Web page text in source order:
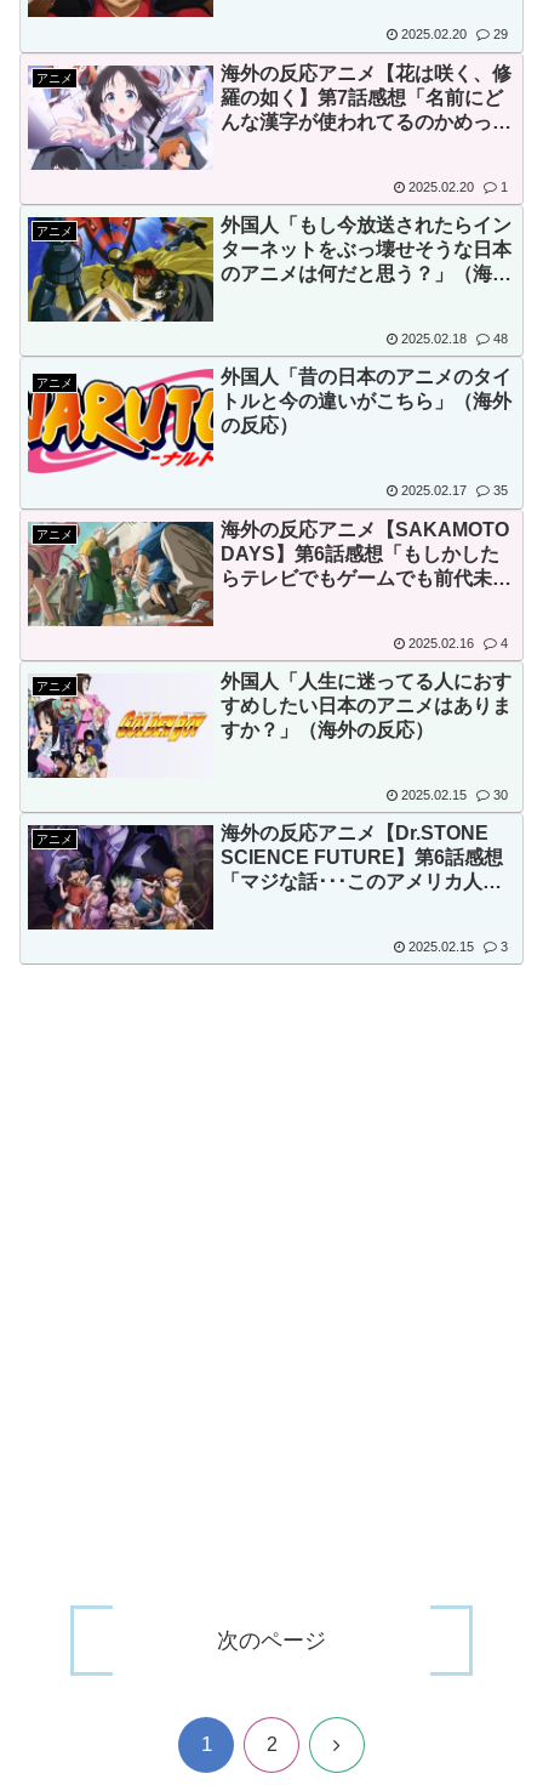
2025.02.20 29
アニメ
海外の反応アニメ【花は咲く、修
羅の如く】第7話感想「名前にど
んな漢字が使われてるのかめっち
2025.02.20 1
アニメ
外国人「もし今放送されたらイン
ターネットをぶっ壊せそうな日本
のアニメは何だと思う？」（海外
2025.02.18 48
アニメ
外国人「昔の日本のアニメのタイ
トルと今の違いがこちら」（海外
の反応）
2025.02.17 35
アニメ
海外の反応アニメ【SAKAMOTO
DAYS】第6話感想「もしかした
らテレビでもゲームでも前代未聞
2025.02.16 4
アニメ
外国人「人生に迷ってる人におす
すめしたい日本のアニメはありま
すか？」（海外の反応）
2025.02.15 30
アニメ
海外の反応アニメ【Dr.STONE
SCIENCE FUTURE】第6話感想
「マジな話･･･このアメリカ人た
2025.02.15 3
次のページ
1 2 次